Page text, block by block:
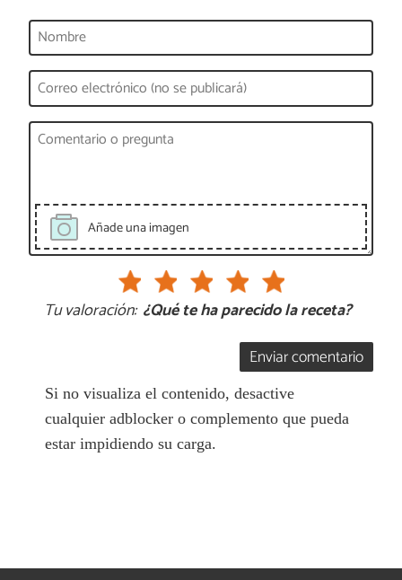
Añade una imagen
Tu valoración: ¿Qué te ha parecido la receta?
Enviar comentario
Si no visualiza el contenido, desactive
cualquier adblocker o complemento que pueda
estar impidiendo su carga.